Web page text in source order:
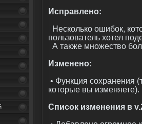
Исправлено:
Несколько ошибок,
пользователь хотел
А также множество
Изменено:
• Функция сохранения
которые вы изменяете).
Список изменения в